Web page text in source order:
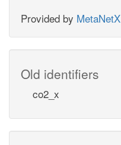
Provided by MetaNetX
Old identifiers
co2_x